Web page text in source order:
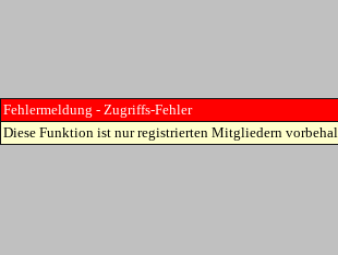
Fehlermeldung - Zugriffs-Fehler
Diese Funktion ist nur registrierten Mitgliedern